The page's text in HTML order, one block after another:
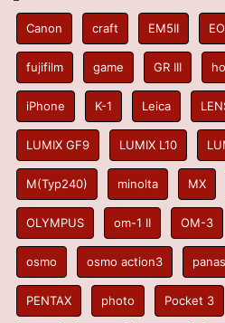
Canon craft EM5II
fujifilm game GR III
iPhone K-1 Leica
LUMIX GF9 LUMIX L10
M(Typ240) minolta MX
OLYMPUS om-1 II OM-3
osmo osmo action3
PENTAX photo Pocket 3